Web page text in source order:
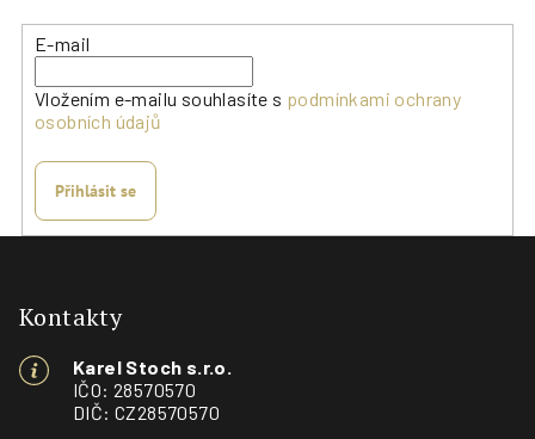
E-mail
Vložením e-mailu souhlasíte s podmínkami ochrany
osobních údajů
Přihlásit se
Kontakty
Karel Stoch s.r.o.
IČO: 28570570
DIČ: CZ28570570